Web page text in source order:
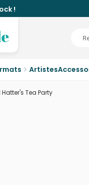
!
Artistes
Tea Party